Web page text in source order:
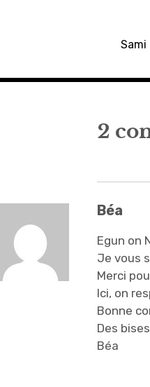
Sami
2
Béa
Egun on
Je vous
Merci
Ici, on
Bonne
Des
Béa